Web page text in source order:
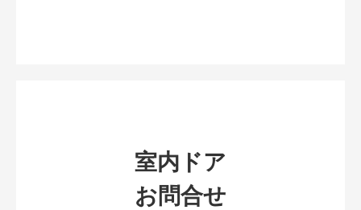
室内ドア
お問合せ